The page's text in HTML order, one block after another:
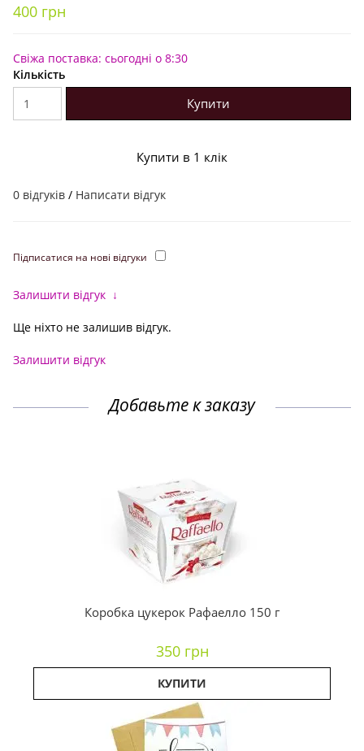
400 грн
Свіжа поставка: сьогодні о 8:30
Кількість
Купити
Купити в 1 клік
0 відгуків / Написати відгук
Підписатися на нові відгуки
Залишити відгук ↓
Ще ніхто не залишив відгук.
Залишити відгук
Добавьте к заказу
Коробка цукерок Рафаелло 150 г
350 грн
КУПИТИ